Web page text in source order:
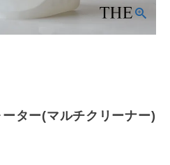
ター(マルチクリーナー)